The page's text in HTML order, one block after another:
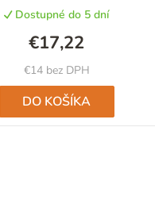
Dostupné do 5 dní
€14 bez DPH
€17,22
DO KOŠÍKA